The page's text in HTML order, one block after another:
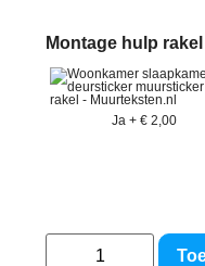
Montage hulp rakel
Ja + € 2,00